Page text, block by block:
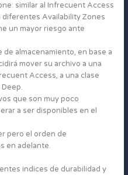
similar al Infrecuent Access
Availability Zones
un mayor riesgo ante
almacenamiento, en base a
mover su archivo a una
Access, a una clase
que son muy poco
a ser disponibles en el
pero el orden de
en adelante.
indices de durabilidad y